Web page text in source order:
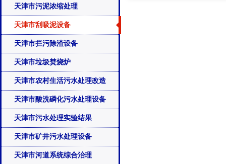
天津市污泥浓缩处理
天津市刮吸泥设备
天津市拦污除渣设备
天津市垃圾焚烧炉
天津市农村生活污水处理改造
天津市酸洗磷化污水处理设备
天津市污水处理实验结果
天津市矿井污水处理设备
天津市河道系统综合治理